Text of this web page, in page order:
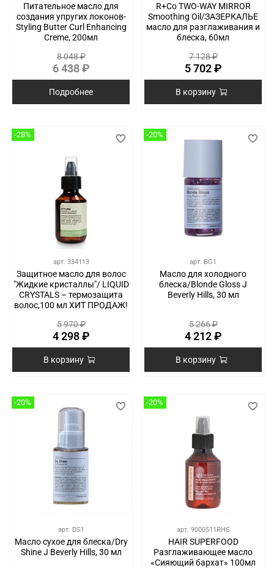
Питательное масло для
создания упругих локонов-
Styling Butter Curl Enhancing
Creme, 200мл
8 048 ₽
6 438 ₽
Подробнее
R+Co TWO-WAY MIRROR
Smoothing Oil/ЗАЗЕРКАЛЬЕ
масло для разглаживания и
блеска, 60мл
7 128 ₽
5 702 ₽
В корзину
-28%
арт. 334113
Защитное масло для волос
"Жидкие кристаллы"/ LIQUID
CRYSTALS – термозащита
волос,100 мл ХИТ ПРОДАЖ!
5 970 ₽
4 298 ₽
В корзину
-20%
арт. BG1
Масло для холодного
блеска/Blonde Gloss J
Beverly Hills, 30 мл
5 266 ₽
4 212 ₽
В корзину
-20%
арт. DS1
Масло сухое для блеска/Dry
Shine J Beverly Hills, 30 мл
-20%
арт. 9000511RHS
HAIR SUPERFOOD
Разглаживающее масло
«Сияющий бархат» 100мл